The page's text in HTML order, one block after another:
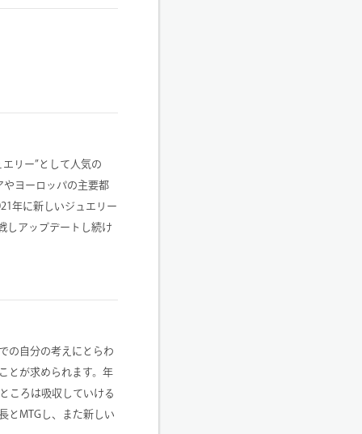
リー”として人気の
やヨーロッパの主要都
年に新しいジュエリー
しアップデートし続け
の自分の考えにとらわ
とが求められます。年
ころは吸収していける
とMTGし、また新しい